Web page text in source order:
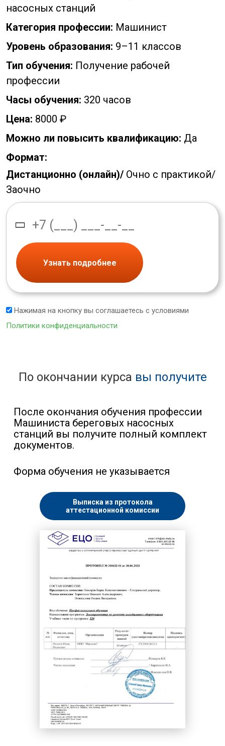
насосных станций
Категория профессии: Машинист
Уровень образования: 9–11 классов
Тип обучения: Получение рабочей
профессии
Часы обучения: 320 часов
Цена: 8000 ₽
Можно ли повысить квалификацию: Да
Формат:
Дистанционно (онлайн)/ Очно с практикой/
Заочно
Узнать подробнее
Нажимая на кнопку вы соглашаетесь с условиями
Политики конфиденциальности
По окончании курса вы получите
После окончания обучения профессии
Машиниста береговых насосных
станций вы получите полный комплект
документов.
Форма обучения не указывается
Выписка из протокола
аттестационной комиссии